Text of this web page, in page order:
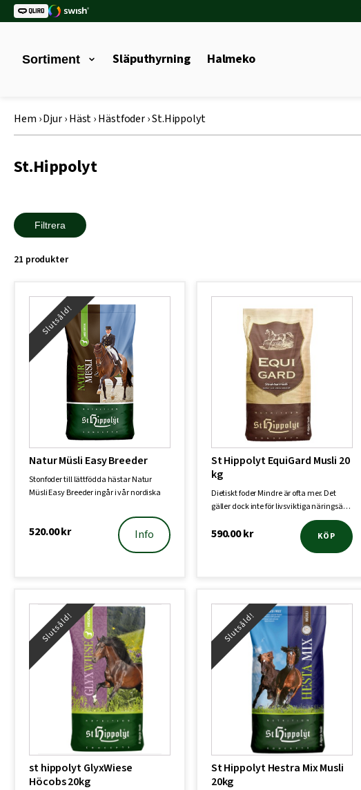
Sortiment Släputhyrning Halmeko
Hem ›Djur›Häst›Hästfoder›St.Hippolyt
St.Hippolyt
Filtrera
21 produkter
Slutsåld!
Natur Müsli Easy Breeder
Stonfoder till lättfödda hästar Natur
Müsli Easy Breeder ingår i vår nordiska
520.00kr Info
St Hippolyt EquiGard Musli 20
kg
Dietiskt foder Mindre är ofta mer. Det
gäller dock inte för livsviktiga näringsä…
590.00kr KÖP
Slutsåld!
st hippolyt GlyxWiese
Höcobs 20kg
Slutsåld!
St Hippolyt Hestra Mix Musli
20kg